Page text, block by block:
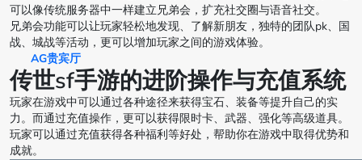
可以像传统服务器中一样建立兄弟会，扩充社交圈与语音社交。
兄弟会功能可以让玩家轻松地发现、了解新朋友，独特的团队pk、国
战、城战等活动，更可以增加玩家之间的游戏体验。
AG贵宾厅
传世sf手游的进阶操作与充值系统
玩家在游戏中可以通过各种途径来获得宝石、装备等提升自己的实
力。而通过充值操作，更可以获得限时卡、武器、强化等高级道具。
玩家可以通过充值获得各种福利等好处，帮助你在游戏中取得优势和
成就。